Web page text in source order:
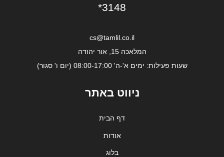
*3148
cs@tamlil.co.il
המלאכה 15, אור יהודה
שעות פעילות: ימים א'-ה' 08:00-17:00 (יום ו' סגור)
ניווט באתר
דף הבית
אודות
בלוג